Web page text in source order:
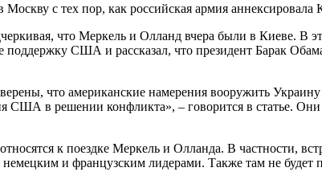
Москву с тех пор, как российская армия
что Меркель и Олланд вчера были в Киеве. В
США и рассказал, что президент Барак Обама
что американские намерения вооружить
США в решении конфликта», – говорится в статье.
к поездке Меркель и Олланда. В частности,
и французским лидерами. Также там не будет